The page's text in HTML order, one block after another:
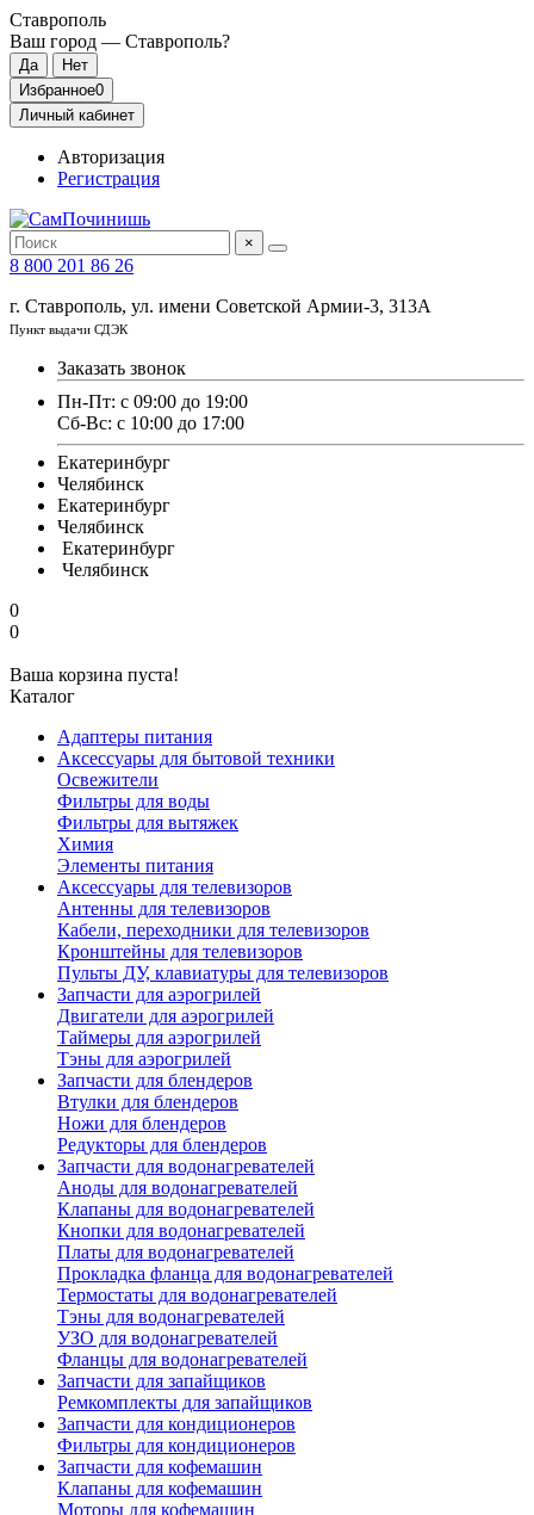
Ставрополь
Ваш город — Ставрополь?
Избранное0
Личный кабинет
Авторизация
Регистрация
×
8 800 201 86 26
г. Ставрополь, ул. имени Советской Армии-3, 313А
Пункт выдачи СДЭК
Заказать звонок
Пн-Пт: с 09:00 до 19:00
Сб-Вс: с 10:00 до 17:00
Екатеринбург
Челябинск
Екатеринбург
Челябинск
Екатеринбург
Челябинск
0
0
Ваша корзина пуста!
Каталог
Адаптеры питания
Аксессуары для бытовой техники
Освежители
Фильтры для воды
Фильтры для вытяжек
Химия
Элементы питания
Аксессуары для телевизоров
Антенны для телевизоров
Кабели, переходники для телевизоров
Кронштейны для телевизоров
Пульты ДУ, клавиатуры для телевизоров
Запчасти для аэрогрилей
Двигатели для аэрогрилей
Таймеры для аэрогрилей
Тэны для аэрогрилей
Запчасти для блендеров
Втулки для блендеров
Ножи для блендеров
Редукторы для блендеров
Запчасти для водонагревателей
Аноды для водонагревателей
Клапаны для водонагревателей
Кнопки для водонагревателей
Платы для водонагревателей
Прокладка фланца для водонагревателей
Термостаты для водонагревателей
Тэны для водонагревателей
УЗО для водонагревателей
Фланцы для водонагревателей
Запчасти для запайщиков
Ремкомплекты для запайщиков
Запчасти для кондиционеров
Фильтры для кондиционеров
Запчасти для кофемашин
Клапаны для кофемашин
Моторы для кофемашин